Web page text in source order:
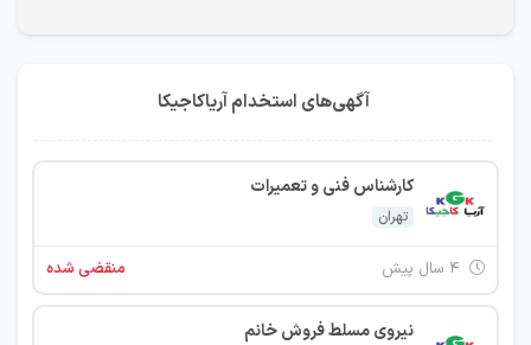
آگهی‌های استخدام آریاکاجیکا
کارشناس فنی و تعمیرات
تهران
منقضی شده
نیروی مسلط فروش خانم